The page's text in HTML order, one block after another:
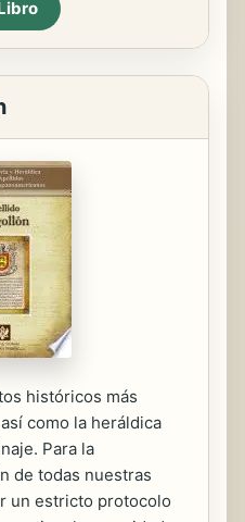
históricos más
como la heráldica
Para la
de todas nuestras
un estricto protocolo